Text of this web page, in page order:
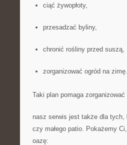
ciąć żywopłoty,
przesadzać byliny,
chronić rośliny przed suszą,
zorganizować ogród na zimę.
Taki plan pomaga
nasz serwis jest także dla tych,
czy małego patio. Pokażemy
oazę: